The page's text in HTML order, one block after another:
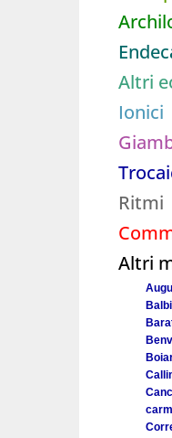
Altri
Ionici
Ritmi
Altri